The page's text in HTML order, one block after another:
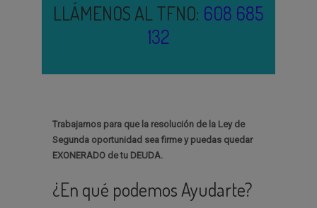
LLÁMENOS AL TFNO: 608 685
132
Trabajamos para que la resolución de la Ley de
Segunda oportunidad sea firme y puedas quedar
EXONERADO de tu DEUDA.
¿En qué podemos Ayudarte?